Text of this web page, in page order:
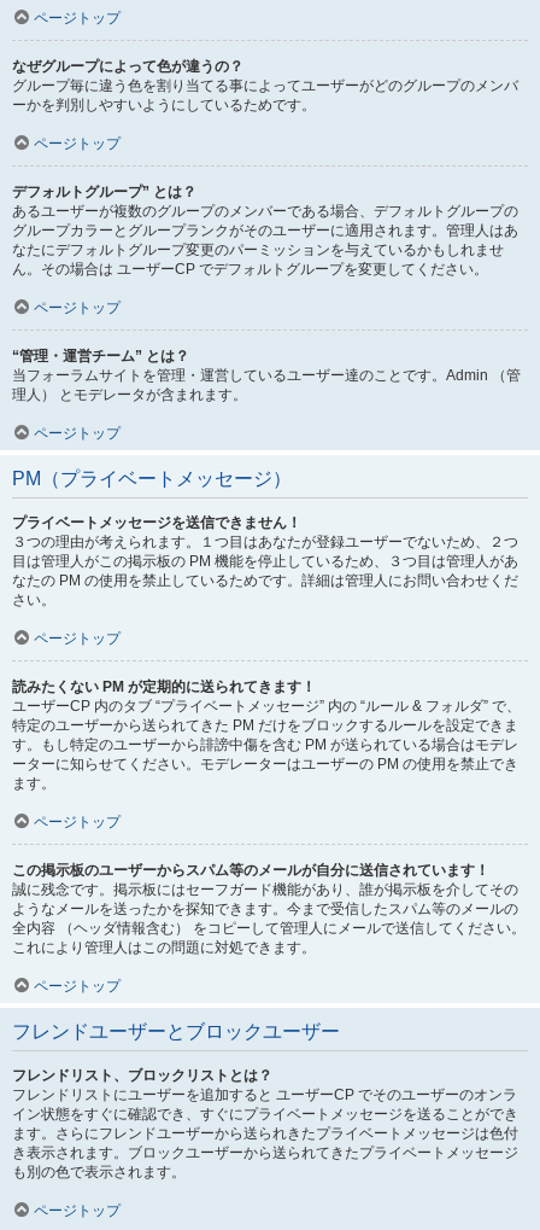
ページトップ
なぜグループによって色が違うの？
グループ毎に違う色を割り当てる事によってユーザーがどのグループのメンバ
ーかを判別しやすいようにしているためです。
ページトップ
デフォルトグループ” とは？
あるユーザーが複数のグループのメンバーである場合、デフォルトグループの
グループカラーとグループランクがそのユーザーに適用されます。管理人はあ
なたにデフォルトグループ変更のパーミッションを与えているかもしれませ
ん。その場合は ユーザーCP でデフォルトグループを変更してください。
ページトップ
“管理・運営チーム” とは？
当フォーラムサイトを管理・運営しているユーザー達のことです。Admin （管
理人） とモデレータが含まれます。
ページトップ
PM（プライベートメッセージ）
プライベートメッセージを送信できません！
３つの理由が考えられます。１つ目はあなたが登録ユーザーでないため、２つ
目は管理人がこの掲示板の PM 機能を停止しているため、３つ目は管理人があ
なたの PM の使用を禁止しているためです。詳細は管理人にお問い合わせくだ
さい。
ページトップ
読みたくない PM が定期的に送られてきます！
ユーザーCP 内のタブ “プライベートメッセージ” 内の “ルール & フォルダ” で、
特定のユーザーから送られてきた PM だけをブロックするルールを設定できま
す。もし特定のユーザーから誹謗中傷を含む PM が送られている場合はモデレ
ーターに知らせてください。モデレーターはユーザーの PM の使用を禁止でき
ます。
ページトップ
この掲示板のユーザーからスパム等のメールが自分に送信されています！
誠に残念です。掲示板にはセーフガード機能があり、誰が掲示板を介してその
ようなメールを送ったかを探知できます。今まで受信したスパム等のメールの
全内容 （ヘッダ情報含む） をコピーして管理人にメールで送信してください。
これにより管理人はこの問題に対処できます。
ページトップ
フレンドユーザーとブロックユーザー
フレンドリスト、ブロックリストとは？
フレンドリストにユーザーを追加すると ユーザーCP でそのユーザーのオンラ
イン状態をすぐに確認でき、すぐにプライベートメッセージを送ることができ
ます。さらにフレンドユーザーから送られきたプライベートメッセージは色付
き表示されます。ブロックユーザーから送られてきたプライベートメッセージ
も別の色で表示されます。
ページトップ